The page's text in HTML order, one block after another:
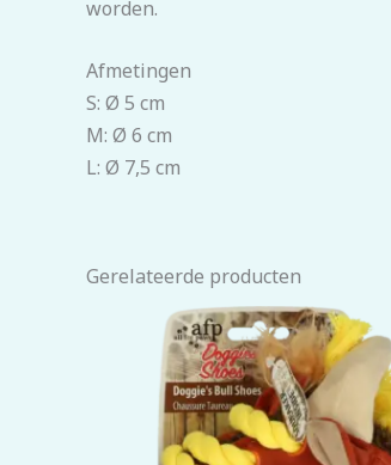
worden.
Afmetingen
S: Ø 5 cm
M: Ø 6 cm
L: Ø 7,5 cm
Gerelateerde producten